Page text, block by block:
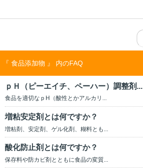
『 食品添加物 』 内のFAQ
ｐＨ（ピーエイチ、ペーハー）調整剤...
食品を適切なｐH（酸性とかアルカリ...
増粘安定剤とは何ですか？
増粘剤、安定剤、ゲル化剤、糊料とも...
酸化防止剤とは何ですか？
保存料や防カビ剤とともに食品の変質...